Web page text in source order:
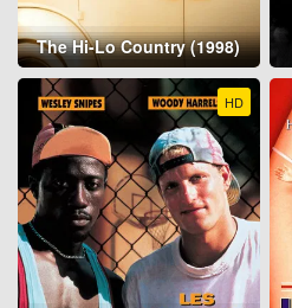
The Hi-Lo Country (1998)
HD